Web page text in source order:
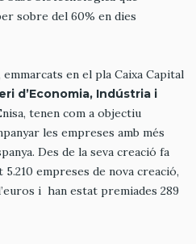
sobre del 60% en dies
en el pla Caixa Capital
d’Economia, Indústria i
tenen com a objectiu
les empreses amb més
Des de la seva creació fa
empreses de nova creació,
i han estat premiades 289